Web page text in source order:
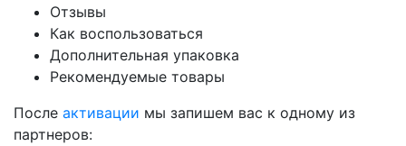
Отзывы
Как воспользоваться
Дополнительная упаковка
Рекомендуемые товары
После активации мы запишем вас к одному из
партнеров: